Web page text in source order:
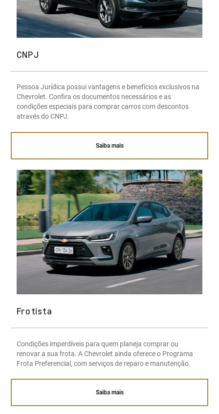
CNPJ
Pessoa Jurídica possui vantagens e benefícios exclusivos na
Chevrolet. Confira os documentos necessários e as
condições especiais para comprar carros com descontos
através do CNPJ.
Saiba mais
Frotista
Condições imperdíveis para quem planeja comprar ou
renovar a sua frota. A Chevrolet ainda oferece o Programa
Frota Preferencial, com serviços de reparo e manutenção.
Saiba mais